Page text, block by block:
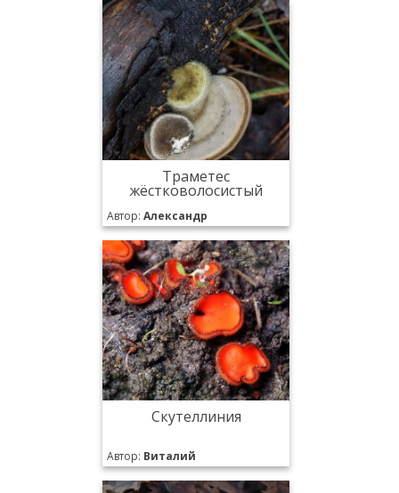
Траметес
жёстковолосистый
Автор: Александр
Скутеллиния
Автор: Виталий